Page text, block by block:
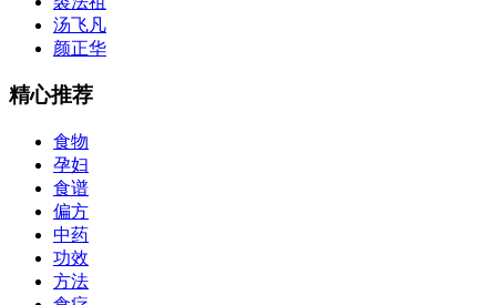
汤飞凡
颜正华
精心推荐
食物
孕妇
食谱
偏方
中药
功效
方法